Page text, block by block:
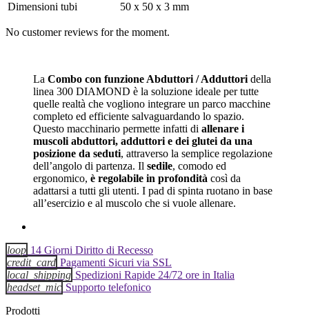
Dimensioni tubi
50 x 50 x 3 mm
No customer reviews for the moment.
La Combo con funzione Abduttori / Adduttoridella
linea 300 DIAMOND è la soluzione ideale per tutte
quelle realtà che vogliono integrare un parco macchine
completo ed efficiente salvaguardando lo spazio.
Questo macchinario permette infatti di allenare i
muscoli abduttori, adduttori e dei glutei da una
posizione da seduti, attraverso la semplice regolazione
dell’angolo di partenza. Il sedile, comodo ed
ergonomico, è regolabile in profondità così da
adattarsi a tutti gli utenti. I pad di spinta ruotano in base
all’esercizio e al muscolo che si vuole allenare.
loop 14 Giorni Diritto di Recesso
credit_card Pagamenti Sicuri via SSL
local_shipping Spedizioni Rapide 24/72 ore in Italia
headset_mic Supporto telefonico
Prodotti